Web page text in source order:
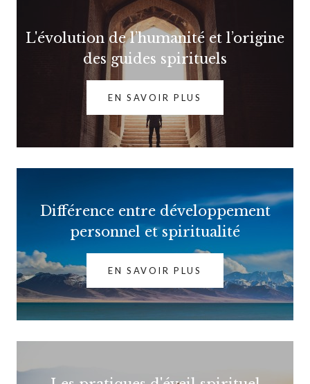
L'évolution de l’humanité et l’origine
des guides spirituels
EN SAVOIR PLUS
Différence entre développement
personnel et spiritualité
EN SAVOIR PLUS